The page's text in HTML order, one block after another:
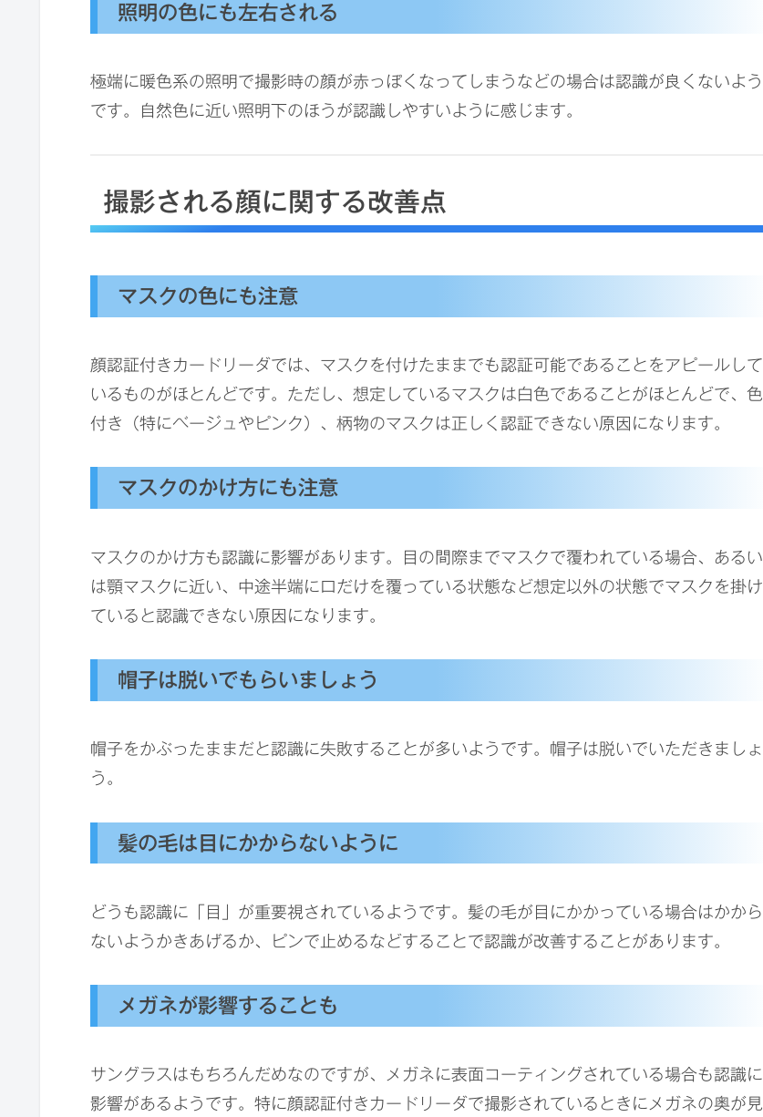
照明の色にも左右される
極端に暖色系の照明で撮影時の顔が赤っぽくなってしまうなどの場合は認識が良くないよう
です。自然色に近い照明下のほうが認識しやすいように感じます。
撮影される顔に関する改善点
マスクの色にも注意
顔認証付きカードリーダでは、マスクを付けたままでも認証可能であることをアピールして
いるものがほとんどです。ただし、想定しているマスクは白色であることがほとんどで、色
付き（特にベージュやピンク）、柄物のマスクは正しく認証できない原因になります。
マスクのかけ方にも注意
マスクのかけ方も認識に影響があります。目の間際までマスクで覆われている場合、あるい
は顎マスクに近い、中途半端に口だけを覆っている状態など想定以外の状態でマスクを掛け
ていると認識できない原因になります。
帽子は脱いでもらいましょう
帽子をかぶったままだと認識に失敗することが多いようです。帽子は脱いでいただきましょ
う。
髪の毛は目にかからないように
どうも認識に「目」が重要視されているようです。髪の毛が目にかかっている場合はかから
ないようかきあげるか、ピンで止めるなどすることで認識が改善することがあります。
メガネが影響することも
サングラスはもちろんだめなのですが、メガネに表面コーティングされている場合も認識に
影響があるようです。特に顔認証付きカードリーダで撮影されているときにメガネの奥が見